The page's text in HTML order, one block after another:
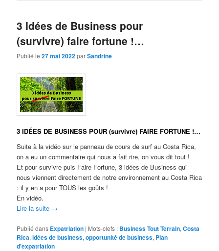
3 Idées de Business pour
(survivre) faire fortune !…
Publié le27 mai 2022parSandrine
3 IDÉES DE BUSINESS POUR (survivre) FAIRE FORTUNE !…
Suite à la vidéo sur le panneau de cours de surf au Costa Rica,
on a eu un commentaire qui nous a fait rire, on vous dit tout !
Et pour survivre puis Faire Fortune, 3 idées de Business qui
nous viennent directement de notre environnement au Costa Rica
: il y en a pour TOUS les goûts !
En vidéo.
Lire la suite →
Publié dans Expatriation | Mots-clefs : Business Tout Terrain,Costa
Rica,idées de business,opportunité de business, Plan
d'expatriation